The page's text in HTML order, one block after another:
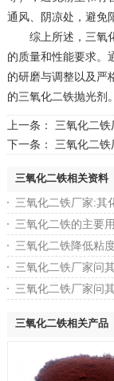
通风、阴凉处，避免
综上所述，三氧化
的质量和性能要求。
的研磨与调整以及严
的三氧化二铁抛光剂。
上一条： 三氧化二铁
下一条： 三氧化二
三氧化二铁相关资料
三氧化二铁厂家:其
三氧化二铁的主要
三氧化二铁降低粘
三氧化二铁厂家问
三氧化二铁厂家问
三氧化二铁相关产品